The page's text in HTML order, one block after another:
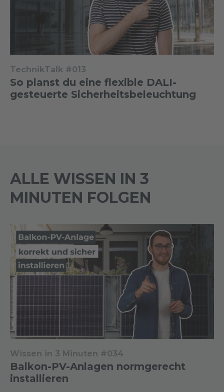
TechnikTalk #013
So planst du eine flexible DALI-
gesteuerte Sicherheitsbeleuchtung
ALLE WISSEN IN 3
MINUTEN FOLGEN
Wissen in 3 Minuten #034
Balkon-PV-Anlagen normgerecht
installieren